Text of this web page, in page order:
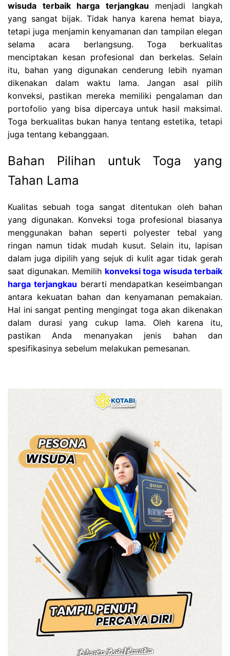
wisuda terbaik harga terjangkau menjadi langkah
yang sangat bijak. Tidak hanya karena hemat biaya,
tetapi juga menjamin kenyamanan dan tampilan elegan
selama acara berlangsung. Toga berkualitas
menciptakan kesan profesional dan berkelas. Selain
itu, bahan yang digunakan cenderung lebih nyaman
dikenakan dalam waktu lama. Jangan asal pilih
konveksi, pastikan mereka memiliki pengalaman dan
portofolio yang bisa dipercaya untuk hasil maksimal.
Toga berkualitas bukan hanya tentang estetika, tetapi
juga tentang kebanggaan.
Bahan Pilihan untuk Toga yang
Tahan Lama
Kualitas sebuah toga sangat ditentukan oleh bahan
yang digunakan. Konveksi toga profesional biasanya
menggunakan bahan seperti polyester tebal yang
ringan namun tidak mudah kusut. Selain itu, lapisan
dalam juga dipilih yang sejuk di kulit agar tidak gerah
saat digunakan. Memilih konveksi toga wisuda terbaik
harga terjangkau berarti mendapatkan keseimbangan
antara kekuatan bahan dan kenyamanan pemakaian.
Hal ini sangat penting mengingat toga akan dikenakan
dalam durasi yang cukup lama. Oleh karena itu,
pastikan Anda menanyakan jenis bahan dan
spesifikasinya sebelum melakukan pemesanan.